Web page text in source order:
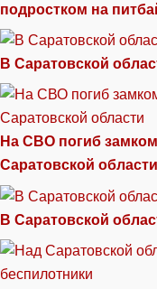
подростком на
В Саратовской
На СВО погиб
Саратовской области
В Саратовской